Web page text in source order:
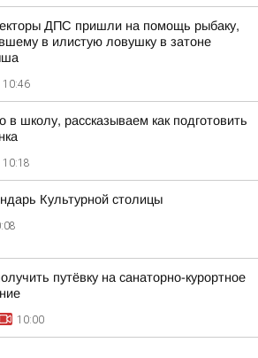
ДПС пришли на помощь рыбаку,
в илистую ловушку в затоне
10:46
в школу, рассказываем как подготовить
10:18
Культурной столицы
путёвку на санаторно-курортное
10:00